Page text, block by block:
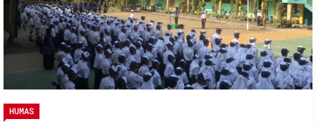
HUMAS